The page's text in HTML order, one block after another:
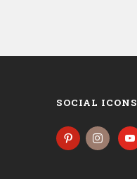
SOCIAL ICONS